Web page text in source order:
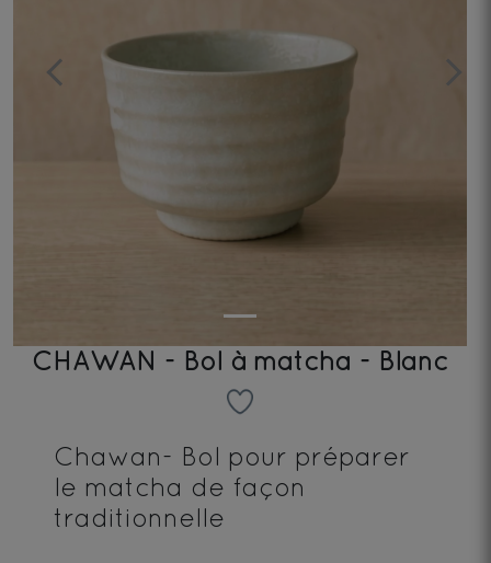
Previous Next
CHAWAN - Bol à matcha - Blanc
Chawan- Bol pour préparer
le matcha de façon
traditionnelle